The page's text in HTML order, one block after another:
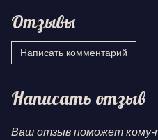
Отзывы
Написать комментарий
Написать отзыв
Ваш отзыв поможет кому-